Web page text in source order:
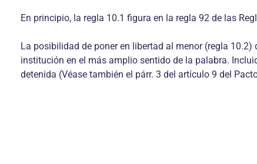
En principio, la regla 10.1 figura en la regla 92 de las
La posibilidad de poner en libertad al menor (regla
institución en el más amplio sentido de la palabra.
detenida (Véase también el párr. 3 del artículo 9 del